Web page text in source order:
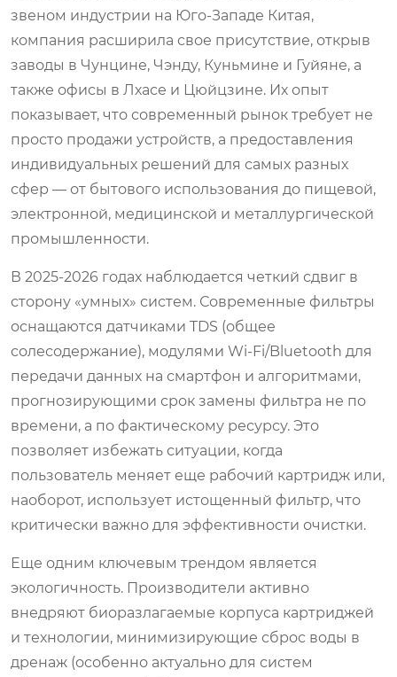
звеном индустрии на Юго-Западе Китая,
компания расширила свое присутствие, открыв
заводы в Чунцине, Чэнду, Куньмине и Гуйяне, а
также офисы в Лхасе и Цюйцзине. Их опыт
показывает, что современный рынок требует не
просто продажи устройств, а предоставления
индивидуальных решений для самых разных
сфер — от бытового использования до пищевой,
электронной, медицинской и металлургической
промышленности.
В 2025-2026 годах наблюдается четкий сдвиг в
сторону «умных» систем. Современные фильтры
оснащаются датчиками TDS (общее
солесодержание), модулями Wi-Fi/Bluetooth для
передачи данных на смартфон и алгоритмами,
прогнозирующими срок замены фильтра не по
времени, а по фактическому ресурсу. Это
позволяет избежать ситуации, когда
пользователь меняет еще рабочий картридж или,
наоборот, использует истощенный фильтр, что
критически важно для эффективности очистки.
Еще одним ключевым трендом является
экологичность. Производители активно
внедряют биоразлагаемые корпуса картриджей
и технологии, минимизирующие сброс воды в
дренаж (особенно актуально для систем